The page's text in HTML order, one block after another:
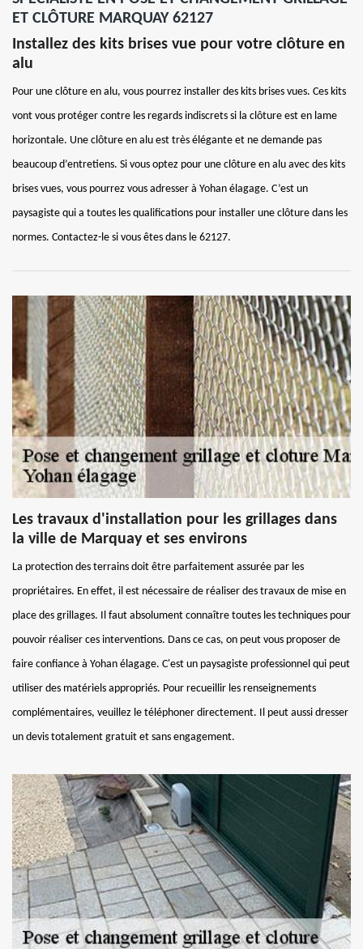
ET CLÔTURE MARQUAY 62127
Installez des kits brises vue pour votre clôture en
alu
Pour une clôture en alu, vous pourrez installer des kits brises vues. Ces kits
vont vous protéger contre les regards indiscrets si la clôture est en lame
horizontale. Une clôture en alu est très élégante et ne demande pas
beaucoup d’entretiens. Si vous optez pour une clôture en alu avec des kits
brises vues, vous pourrez vous adresser à Yohan élagage. C’est un
paysagiste qui a toutes les qualifications pour installer une clôture dans les
normes. Contactez-le si vous êtes dans le 62127.
Les travaux d'installation pour les grillages dans
la ville de Marquay et ses environs
La protection des terrains doit être parfaitement assurée par les
propriétaires. En effet, il est nécessaire de réaliser des travaux de mise en
place des grillages. Il faut absolument connaître toutes les techniques pour
pouvoir réaliser ces interventions. Dans ce cas, on peut vous proposer de
faire confiance à Yohan élagage. C'est un paysagiste professionnel qui peut
utiliser des matériels appropriés. Pour recueillir les renseignements
complémentaires, veuillez le téléphoner directement. Il peut aussi dresser
un devis totalement gratuit et sans engagement.